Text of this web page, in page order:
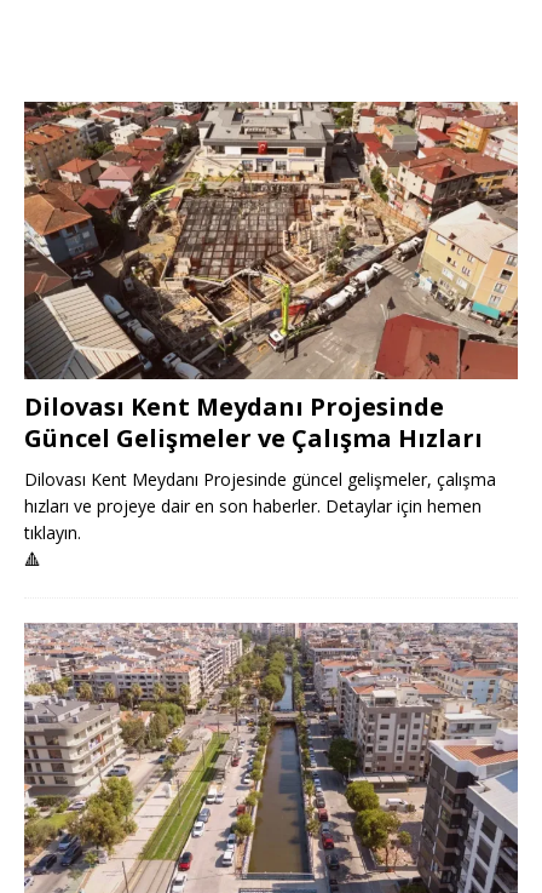
Dilovası Kent Meydanı Projesinde
Güncel Gelişmeler ve Çalışma Hızları
Dilovası Kent Meydanı Projesinde güncel gelişmeler, çalışma
hızları ve projeye dair en son haberler. Detaylar için hemen
tıklayın.
🔺